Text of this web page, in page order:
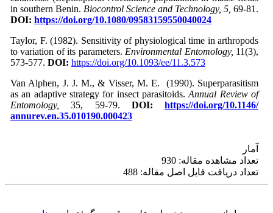
in southern Benin. Biocontrol Science and Technology, 5, 69-81.
DOI: https://doi.org/10.1080/09583159550040024
Taylor, F. (1982). Sensitivity of physiological time in arthropods
to variation of its parameters. Environmental Entomology, 11(3),
573-577. DOI: https://doi.org/10.1093/ee/11.3.573
Van Alphen, J. J. M., & Visser, M. E. (1990). Superparasitism
as an adaptive strategy for insect parasitoids.Annual Review of
Entomology,
35, 59-79. DOI: https://doi.org/10.1146/
annurev.en.35.010190.000423
آمار
تعداد مشاهده مقاله: 930
تعداد دریافت فایل اصل مقاله: 488